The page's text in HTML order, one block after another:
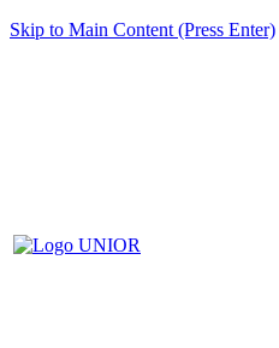
Skip to Main Content (Press Enter)